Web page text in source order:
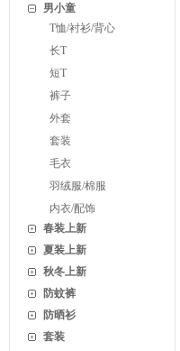
男小童
T恤/衬衫/背心
长T
短T
裤子
外套
套装
毛衣
羽绒服/棉服
内衣/配饰
春装上新
夏装上新
秋冬上新
防蚊裤
防晒衫
套装